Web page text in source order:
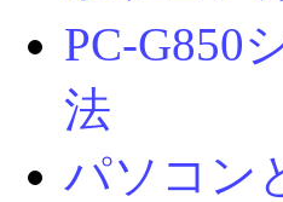
PC-G850
法
パソコン